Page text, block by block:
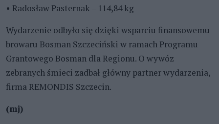
• Radosław Pasternak – 114,84 kg
Wydarzenie odbyło się dzięki wsparciu finansowemu
browaru Bosman Szczeciński w ramach Programu
Grantowego Bosman dla Regionu. O wywóz
zebranych śmieci zadbał główny partner wydarzenia,
firma REMONDIS Szczecin.
(mj)